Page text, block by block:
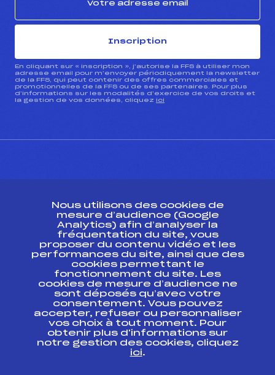
Inscription
En cliquant sur « inscription », j’autorise la FFS à utiliser mon
adresse email pour m’envoyer périodiquement la newsletter
de la FFS, qui peut contenir des offres commerciales et
promotionnelles de la FFS ou de ses partenaires. Pour plus
d’informations sur les modalités d’exercice de vos droits et
la gestion de vos données, cliquez ici
ESPACE PRESSE
Ressources
Pass’Neige
Projet sportif fédéral
Projet de performance fédéral
Antidopage
Pôle Développement, Formation, Suivi
Scientifique
Listes ministérielles
Pôle vie de l’athlète
Nous utilisons des cookies de
mesure d’audience (Google
Analytics) afin d’analyser la
fréquentation du site, vous
proposer du contenu vidéo et les
performances du site, ainsi que des
cookies permettant le
fonctionnement du site. Les
cookies de mesure d’audience ne
sont déposés qu’avec votre
consentement. Vous pouvez
accepter, refuser ou personnaliser
vos choix à tout moment. Pour
obtenir plus d'informations sur
notre gestion des cookies, cliquez
ici.